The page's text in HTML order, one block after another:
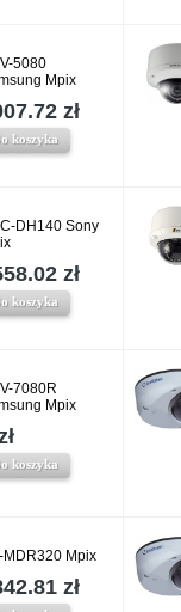
5080
Mpix
zł
koszyka
DH140 Sony
zł
koszyka
7080R
Mpix
koszyka
MDR320 Mpix
zł